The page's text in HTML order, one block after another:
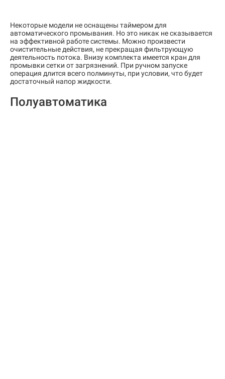
Некоторые модели не оснащены таймером для
автоматического промывания. Но это никак не сказывается
на эффективной работе системы. Можно произвести
очистительные действия, не прекращая фильтрующую
деятельность потока. Внизу комплекта имеется кран для
промывки сетки от загрязнений. При ручном запуске
операция длится всего полминуты, при условии, что будет
достаточный напор жидкости.
Полуавтоматика